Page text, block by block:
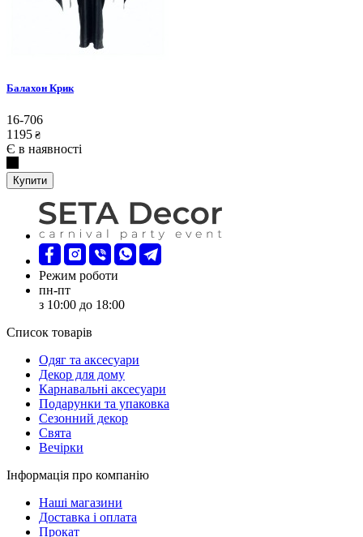
Балахон Крик
16-706
1195 ₴
Є в наявності
Купити
Режим роботи
пн-пт
з 10:00 до 18:00
Список товарів
Oдяг та аксесуари
Декор для дому
Карнавальні аксесуари
Подарунки та упаковка
Сезонний декор
Свята
Вечірки
Інформація про компанію
Наші магазини
Доставка і оплата
Прокат